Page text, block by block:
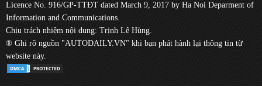
Licence No. 916/GP-TTĐT dated March 9, 2017 by Ha Noi Deparment of
Information and Communications.
Chịu trách nhiệm nội dung: Trịnh Lê Hùng.
® Ghi rõ nguồn "AUTODAILY.VN" khi bạn phát hành lại thông tin từ
website này.